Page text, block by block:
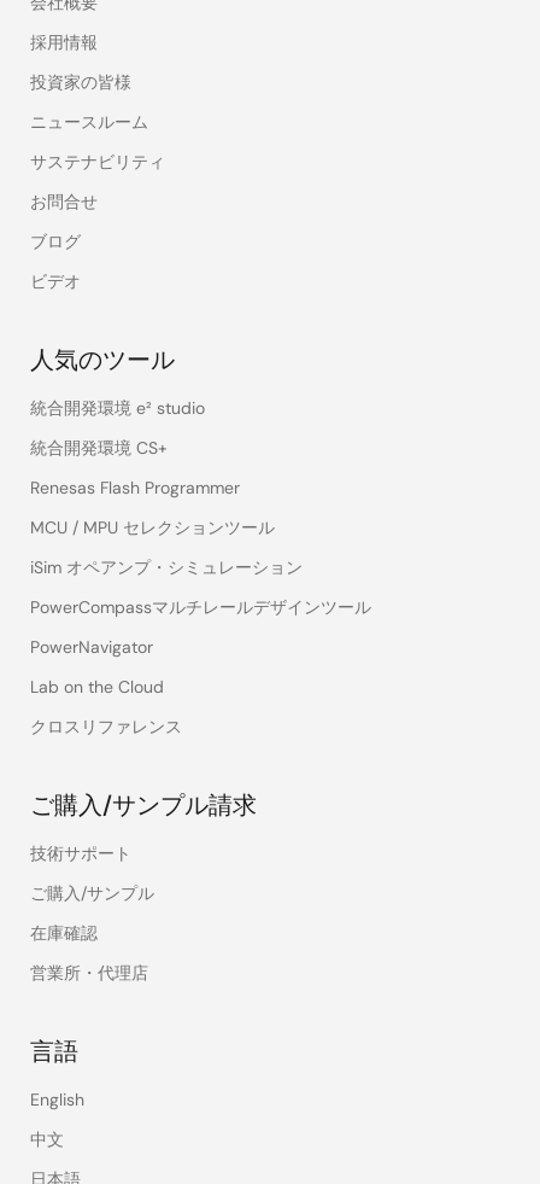
採用情報
投資家の皆様
ニュースルーム
サステナビリティ
お問合せ
ブログ
ビデオ
人気のツール
統合開発環境 e² studio
統合開発環境 CS+
Renesas Flash Programmer
MCU / MPU セレクションツール
iSim オペアンプ・シミュレーション
PowerCompassマルチレールデザインツール
PowerNavigator
Lab on the Cloud
クロスリファレンス
ご購入/サンプル請求
技術サポート
ご購入/サンプル
在庫確認
営業所・代理店
言語
English
中文
日本語